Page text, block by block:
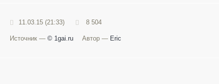
11.03.15 (21:33) 8 504
Источник — © 1gai.ru Автор — Eric